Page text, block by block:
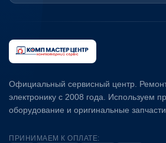
Официальный сервисный центр.
электронику с 2008 года. Используем
оборудование и оригинальные запчасти.
ПРИНИМАЕМ К ОПЛАТЕ: